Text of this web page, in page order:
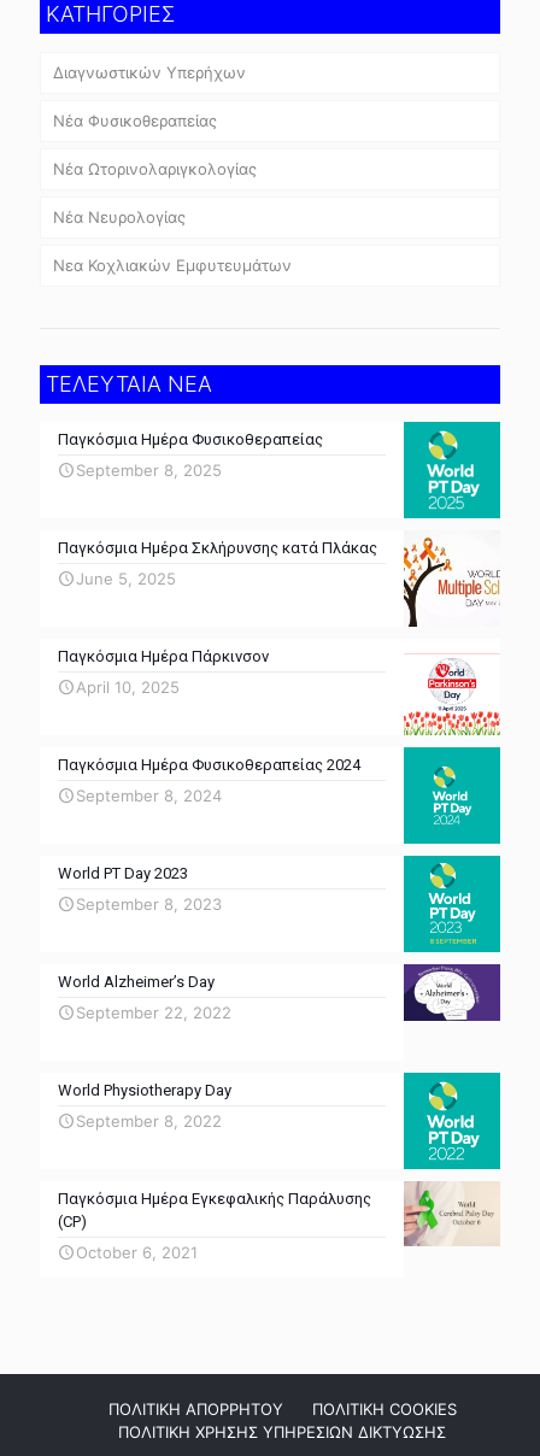
ΚΑΤΗΓΟΡΙΕΣ
Διαγνωστικών Υπερήχων
Νέα Φυσικοθεραπείας
Νέα Ωτορινολαριγκολογίας
Νέα Νευρολογίας
Νεα Κοχλιακών Εμφυτευμάτων
ΤΕΛΕΥΤΑΙΑ ΝΕΑ
Παγκόσμια Ημέρα Φυσικοθεραπείας
September 8, 2025
Παγκόσμια Ημέρα Σκλήρυνσης κατά Πλάκας
June 5, 2025
Παγκόσμια Ημέρα Πάρκινσον
April 10, 2025
Παγκόσμια Ημέρα Φυσικοθεραπείας 2024
September 8, 2024
World PT Day 2023
September 8, 2023
World Alzheimer’s Day
September 22, 2022
World Physiotherapy Day
September 8, 2022
Παγκόσμια Ημέρα Εγκεφαλικής Παράλυσης
(CP)
October 6, 2021
ΠΟΛΙΤΙΚΗ ΑΠΟΡΡΗΤΟΥ
ΠΟΛΙΤΙΚΗ COOKIES
ΠΟΛΙΤΙΚΗ ΧΡΗΣΗΣ ΥΠΗΡΕΣΙΩΝ ΔΙΚΤΥΩΣΗΣ